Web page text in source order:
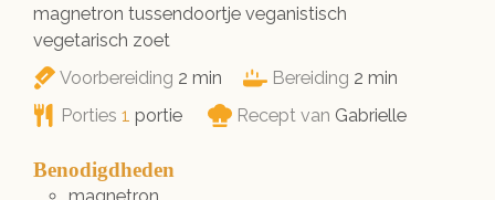
magnetron tussendoortje veganistisch
vegetarisch zoet
Voorbereiding 2 minuten
min Bereiding 2minuten
min
Porties1 portie Recept van Gabrielle
Benodigdheden
magnetron